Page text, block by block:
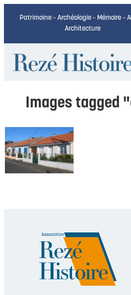
Patrimoine – Archéologie – Mémoire –
Architecture
Images tagged